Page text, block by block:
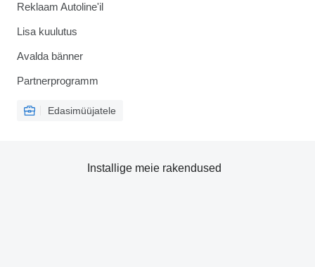
Reklaam Autoline'il
Lisa kuulutus
Avalda bänner
Partnerprogramm
Edasimüüjatele
Installige meie rakendused